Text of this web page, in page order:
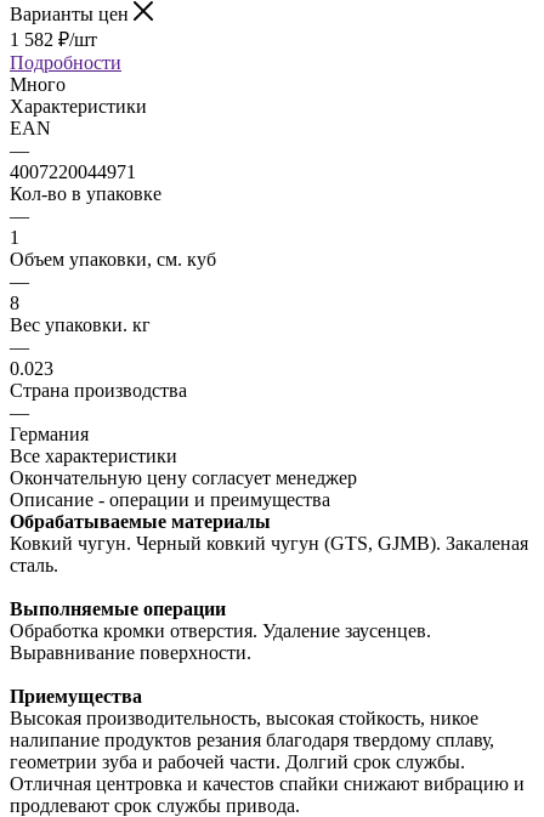
Варианты цен
1 582 ₽/шт
Подробности
Много
Характеристики
EAN
—
4007220044971
Кол-во в упаковке
—
1
Объем упаковки, см. куб
—
8
Вес упаковки. кг
—
0.023
Страна производства
—
Германия
Все характеристики
Окончательную цену согласует менеджер
Описание - операции и преимущества
Обрабатываемые материалы
Ковкий чугун. Черный ковкий чугун (GTS, GJMB). Закаленая
сталь.
Выполняемые операции
Обработка кромки отверстия. Удаление заусенцев.
Выравнивание поверхности.
Приемущества
Высокая производительность, высокая стойкость, никое
налипание продуктов резания благодаря твердому сплаву,
геометрии зуба и рабочей части. Долгий срок службы.
Отличная центровка и качестов спайки снижают вибрацию и
продлевают срок службы привода.